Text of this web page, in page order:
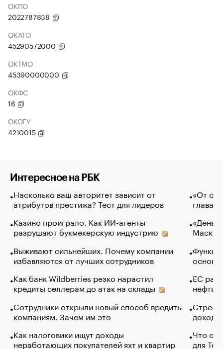
ОКПО
2022787838
ОКАТО
45290572000
ОКТМО
45390000000
ОКФС
16
ОКОГУ
4210015
Интересное на РБК
Насколько ваш авторитет зависит от
атрибутов престижа? Тест для лидеров
Казино проиграло. Как ИИ-агенты
разрушают букмекерскую индустрию
Выживают сильнейших. Почему компании
избавляются от лучших сотрудников
Как банк Wildberries резко нарастил
кредиты селлерам до атак на склады
Сотрудники открыли новый способ вредить
компаниям. Зачем им это
Как налоговики ищут доходы
неработающих покупателей яхт и квартир
«От
глава
Маск в
основ
ЕС
нефти
Что
для